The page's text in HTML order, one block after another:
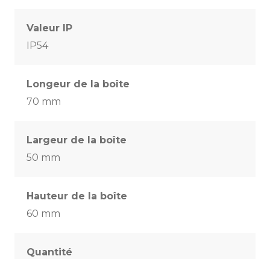
Valeur IP
IP54
Longeur de la boîte
70 mm
Largeur de la boîte
50 mm
Hauteur de la boîte
60 mm
Quantité